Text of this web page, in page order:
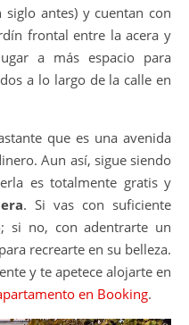
siglo antes) y cuentan con
frontal entre la acera y
a más espacio para
a lo largo de la calle en
que es una avenida
Aun así, sigue siendo
es totalmente gratis y
. Si vas con suficiente
si no, con adentrarte un
recrearte en su belleza.
y te apetece alojarte en
en Booking.